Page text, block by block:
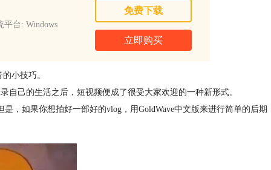
平台: Windows
免费下载
立即购买
的小技巧。
自己的生活之后，短视频便成了很受大家欢迎的一种新形式。
，如果你想拍好一部好的vlog，用GoldWave中文版来进行简单的后期